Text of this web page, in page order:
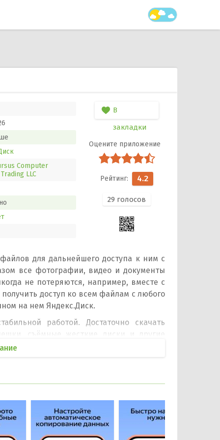
В
закладки
4.2
29 голосов
Computer
LLC
для дальнейшего доступа к ним с
все фотографии, видео и документы
не потеряются, например, вместе с
доступ ко всем файлам с любого
на нем Яндекс.Диск.
работой. Достаточно скачать
съёмные жесткие диски и другие
место на вашем телефоне. Чтобы
за отдельную плату добавить 10, 100